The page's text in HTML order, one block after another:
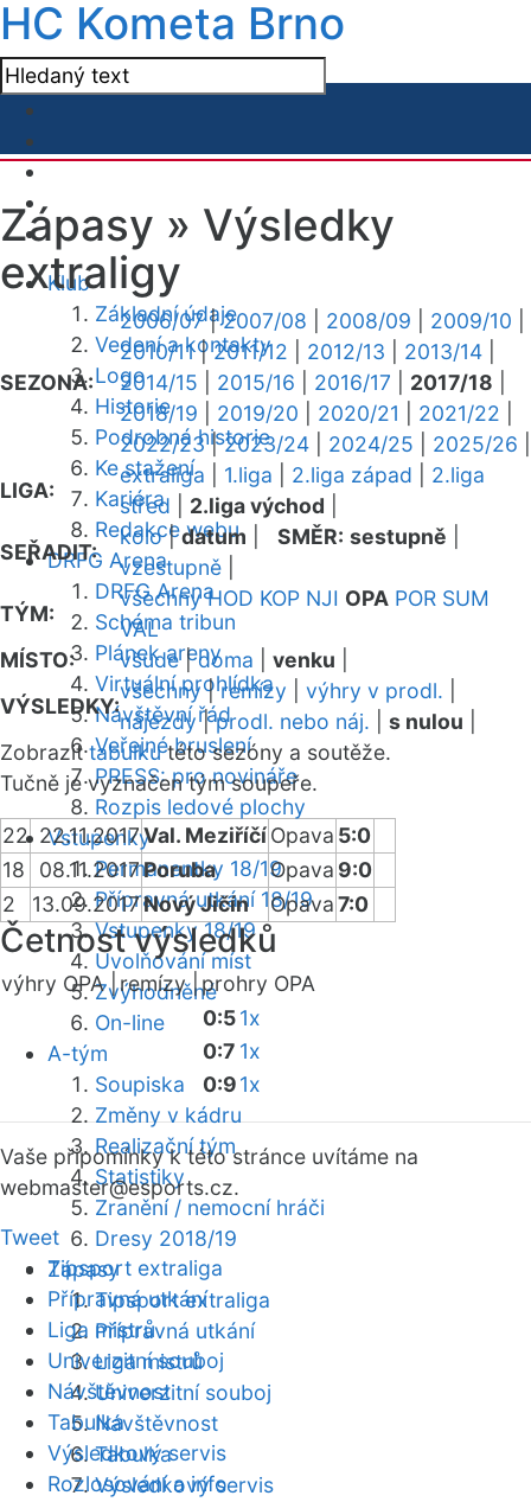
HC Kometa Brno
Klub
Základní údaje
Vedení a kontakty
Logo
Historie
Podrobná historie
Ke stažení
Kariéra
Redakce webu
DRFG Arena
DRFG Arena
Schéma tribun
Plánek areny
Virtuální prohlídka
Návštěvní řád
Veřejné bruslení
PRESS: pro novináře
Rozpis ledové plochy
Vstupenky
Permanentky 18/19
Přípravná utkání 18/19
Vstupenky 18/19
Uvolňování míst
Zvýhodněné
On-line
A-tým
Soupiska
Změny v kádru
Realizační tým
Statistiky
Zranění / nemocní hráči
Dresy 2018/19
Zápasy
Tipsport extraliga
Přípravná utkání
Liga mistrů
Univerzitní souboj
Návštěvnost
Tabulka
Výsledkový servis
Zápasy » Výsledky
extraligy
SEZONA:
2006/07|2007/08 2008/09 2009/10
2010/11|2011/12 2012/13 2013/14
2014/15
2015/16 2016/17 2017/18
2018/19
2019/20 2020/21 2021/22
2022/23|2023/24 2024/25 2025/26
LIGA:
extraliga 1.liga 2.liga západ
2.liga
střed
2.liga východ
SEŘADIT:
kolo|datum SMĚR: sestupně
vzestupně
TÝM:
všechny HOD KOP NJI OPA POR SUM
VAL
MÍSTO:
všude|doma venku
VÝSLEDKY:
všechny|remízy výhry v prodl.
nájezdy|prodl. nebo náj. s nulou
Zobrazittabulkutéto sezóny a soutěže.
Tučně je vyznačen tým soupeře.
22 22.11.2017Val. MeziříčíOpava 5:0
18
08.11.2017Poruba Opava 9:0
2
13.09.2017Nový Jičín Opava7:0
Četnost výsledků
výhry OPA |remízy |prohry OPA
0:51x
0:7 1x
0:91x
Vaše připomínky k této stránce uvítáme na
webmaster@esports.cz.
Tweet
Tipsport extraliga
Přípravná utkání
Liga mistrů
Univerzitní souboj
Návštěvnost
Tabulka
Výsledkový servis
Rozlosování a info